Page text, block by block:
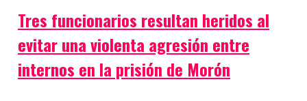
Tres funcionarios resultan heridos al
evitar una violenta agresión entre
internos en la prisión de Morón